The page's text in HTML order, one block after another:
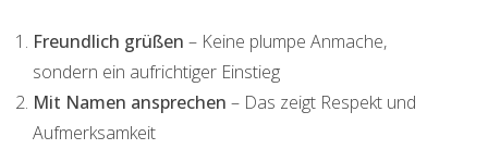
Freundlich grüßen – Keine plumpe Anmache,
sondern ein aufrichtiger Einstieg
Mit Namen ansprechen – Das zeigt Respekt und
Aufmerksamkeit